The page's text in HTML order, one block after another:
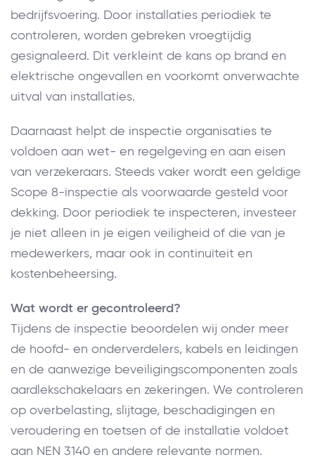
bedrijfsvoering. Door installaties periodiek te
controleren, worden gebreken vroegtijdig
gesignaleerd. Dit verkleint de kans op brand en
elektrische ongevallen en voorkomt onverwachte
uitval van installaties.
Daarnaast helpt de inspectie organisaties te
voldoen aan wet- en regelgeving en aan eisen
van verzekeraars. Steeds vaker wordt een geldige
Scope 8-inspectie als voorwaarde gesteld voor
dekking. Door periodiek te inspecteren, investeer
je niet alleen in je eigen veiligheid of die van je
medewerkers, maar ook in continuïteit en
kostenbeheersing.
Wat wordt er gecontroleerd?
Tijdens de inspectie beoordelen wij onder meer
de hoofd- en onderverdelers, kabels en leidingen
en de aanwezige beveiligingscomponenten zoals
aardlekschakelaars en zekeringen. We controleren
op overbelasting, slijtage, beschadigingen en
veroudering en toetsen of de installatie voldoet
aan NEN 3140 en andere relevante normen.